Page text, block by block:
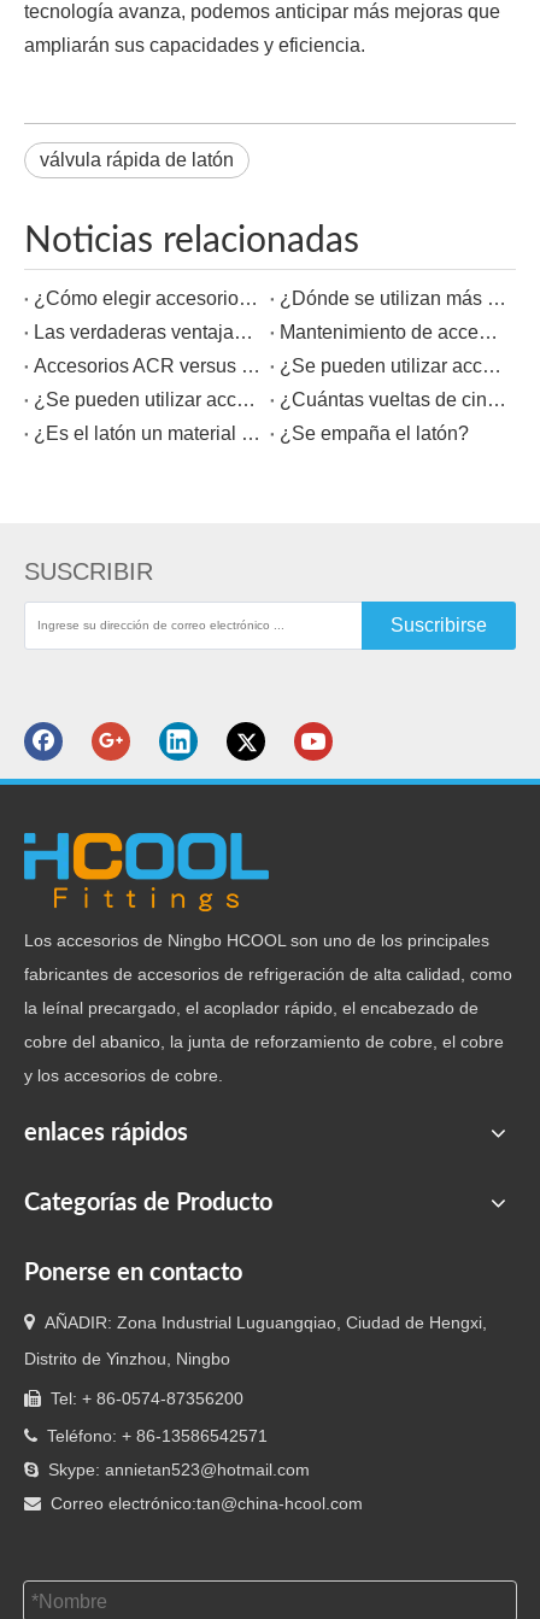
tecnología avanza, podemos anticipar más mejoras que
ampliarán sus capacidades y eficiencia.
válvula rápida de latón
Noticias relacionadas
¿Cómo elegir accesorios ACR que coincidan con su sistema?
¿Dónde se utilizan más los accesorios ACR?
Las verdaderas ventajas de los accesorios ACR en tuberías de refrigeración
Mantenimiento de accesorios ACR: cómo prevenir fugas y devoluciones de llamadas
Accesorios ACR versus accesorios de cobre para plomería: ¿Qué es realmente diferente?
¿Se pueden utilizar accesorios de compresión de latón en tuberías de plástico?
¿Se pueden utilizar accesorios de latón para agua?
¿Cuántas vueltas de cinta de teflón hay en los accesorios de latón?
¿Es el latón un material magnético?
¿Se empaña el latón?
SUSCRIBIR
Suscribirse
Los accesorios de Ningbo HCOOL son uno de los principales
fabricantes de accesorios de refrigeración de alta calidad, como
la leínal precargado, el acoplador rápido, el encabezado de
cobre del abanico, la junta de reforzamiento de cobre, el cobre
y los accesorios de cobre.
enlaces rápidos
Categorías de Producto
Ponerse en contacto
 AÑADIR: Zona Industrial Luguangqiao, Ciudad de Hengxi,
Distrito de Yinzhou, Ningbo
 Tel: + 86-0574-87356200
 Teléfono: + 86-13586542571
 Skype: annietan523@hotmail.com
 Correo electrónico:tan@china-hcool.com